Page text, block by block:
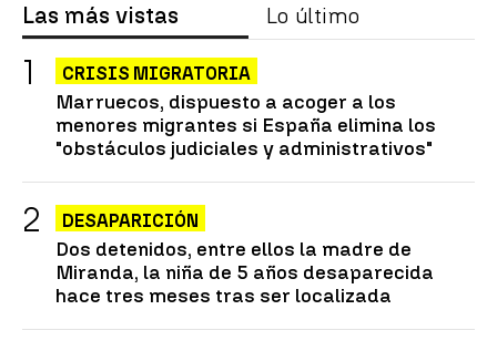
Las más vistas Lo último
CRISIS MIGRATORIA
Marruecos, dispuesto a acoger a los
menores migrantes si España elimina los
"obstáculos judiciales y administrativos"
DESAPARICIÓN
Dos detenidos, entre ellos la madre de
Miranda, la niña de 5 años desaparecida
hace tres meses tras ser localizada